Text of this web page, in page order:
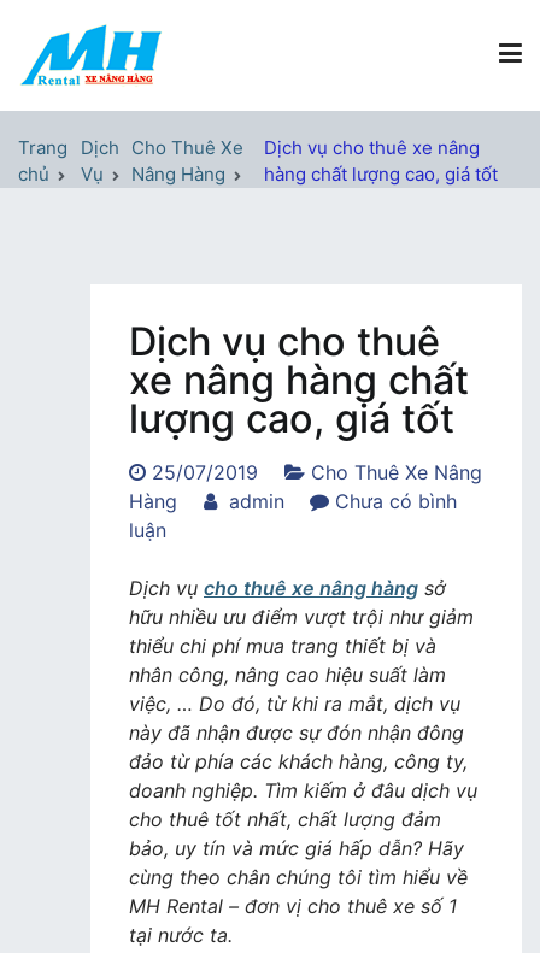
nội
Xe Nâng Hàng MH Rental
Trang
chủ
Dịch
Vụ
Cho Thuê Xe
Nâng Hàng
Dịch vụ cho thuê xe nâng
hàng chất lượng cao, giá tốt
Dịch vụ cho thuê
xe nâng hàng chất
lượng cao, giá tốt
25/07/2019
Cho Thuê Xe Nâng
Hàng
admin
Chưa có bình
luậntrong
vụ
cho
thuê
xe
nâng
hàng
chất
lượng
cao,
giá
tốt
Dịch vụ cho thuê xe nâng hàng sở
hữu nhiều ưu điểm vượt trội như giảm
thiểu chi phí mua trang thiết bị và
nhân công, nâng cao hiệu suất làm
việc, … Do đó, từ khi ra mắt, dịch vụ
này đã nhận được sự đón nhận đông
đảo từ phía các khách hàng, công ty,
doanh nghiệp. Tìm kiếm ở đâu dịch vụ
cho thuê tốt nhất, chất lượng đảm
bảo, uy tín và mức giá hấp dẫn? Hãy
cùng theo chân chúng tôi tìm hiểu về
MH Rental – đơn vị cho thuê xe số 1
tại nước ta.